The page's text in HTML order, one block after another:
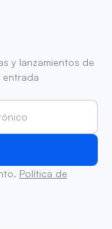
y lanzamientos de
entrada
Política de